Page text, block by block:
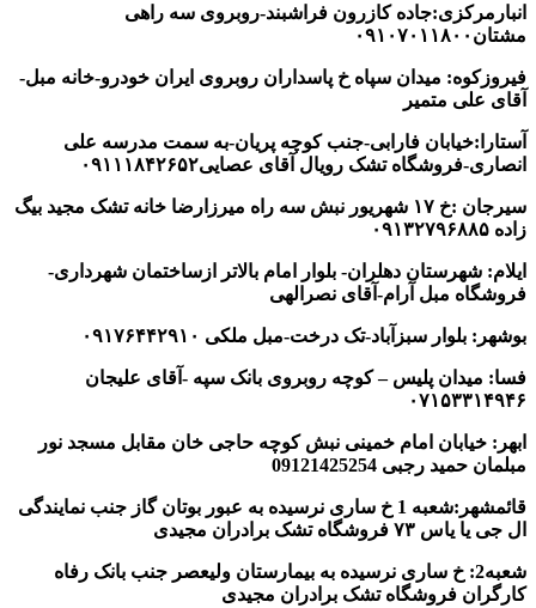
انبارمرکزی:جاده کازرون فراشبند-روبروی سه راهی
مشتان۰۹۱۰۷۰۱۱۸۰۰
فیروزکوه: میدان سپاه خ پاسداران روبروی ایران خودرو-خانه مبل-
آقای علی متمیر
آستارا:خیابان فارابی-جنب کوچه پریان-به سمت مدرسه علی
انصاری-فروشگاه تشک رویال آقای عصایی۰۹۱۱۱۸۴۲۶۵۲
سیرجان :خ ۱۷ شهریور نبش سه راه میرزارضا خانه تشک مجید بیگ
زاده ۰۹۱۳۲۷۹۶۸۸۵
ایلام: شهرستان دهلران- بلوار امام بالاتر ازساختمان شهرداری-
فروشگاه مبل آرام-آقای نصرالهی
بوشهر: بلوار سبزآباد-تک درخت-مبل ملکی ۰۹۱۷۶۴۴۲۹۱۰
فسا: میدان پلیس – کوچه روبروی بانک سپه -آقای علیجان
۰۷۱۵۳۳۱۴۹۴۶
ابهر: خیابان امام خمینی نبش کوچه حاجی خان مقابل مسجد نور
مبلمان حمید رجبی 09121425254
قائمشهر:شعبه 1 خ ساری نرسیده به عبور بوتان گاز جنب نمایندگی
ال جی یا یاس ۷۳ فروشگاه تشک برادران مجیدی
شعبه2: خ ساری نرسیده به بیمارستان ولیعصر جنب بانک رفاه
کارگران فروشگاه تشک برادران مجیدی